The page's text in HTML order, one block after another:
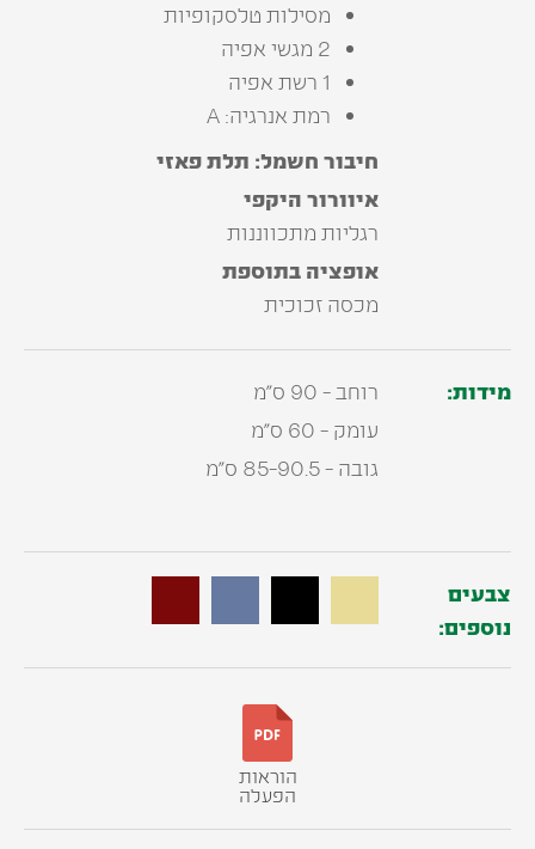
מסילות‭ ‬טלסקופיות
2 מגשי אפיה
1 רשת אפיה
רמת אנרגיה: A
חיבור חשמל: תלת פאזי
איוורור‭ ‬היקפי
רגליות‭ ‬מתכווננות
אופציה בתוספת
מכסה‭ ‬זכוכית
מידות:
רוחב - 90 ס"מ
עומק - 60 ס"מ
גובה - 85-90.5 ס"מ
צבעים
נוספים:
הוראות
הפעלה